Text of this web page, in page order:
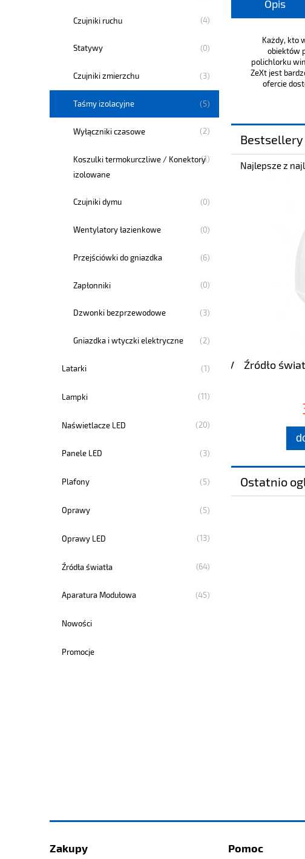
Czujniki ruchu (4)
Statywy (0)
Czujniki zmierzchu (3)
Taśmy izolacyjne (5)
Wyłączniki czasowe (2)
Koszulki termokurczliwe / Konektory
izolowane
(1)
Czujniki dymu (0)
Wentylatory łazienkowe (0)
Przejściówki do gniazdka (6)
Zapłonniki (0)
Dzwonki bezprzewodowe (3)
Gniazdka i wtyczki elektryczne (2)
Latarki (1)
Lampki (11)
Naświetlacze LED (20)
Panele LED (3)
Plafony (5)
Oprawy (5)
Oprawy LED (13)
Źródła światła (64)
Aparatura Modułowa (45)
Nowości
Promocje
Opis
Każdy, kto
obiektów
polichlorku
ZeXt jest
ofercie
Bestsellery
Najlepsze z
Żarówka halogenowa MR11 35W 12V
Źródło
Ostatnio
Zakupy Pomoc